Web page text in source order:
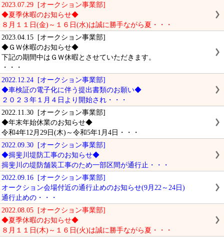
2023.07.29 [オークション事業部]
◆夏季休暇のお知らせ◆
８月１１日(金)～１６日(水)は誠に勝手ながら夏・・・
2023.04.15 [オークション事業部]
◆ＧＷ休暇のお知らせ◆
下記の期間中はＧＷ休暇とさせていただきます。
・・・
2022.12.24 [オークション事業部]
◆車検証の電子化に伴う提出書類のお願い◆
２０２３年１月４日より開始され・・・
2022.11.30 [オークション事業部]
◆年末年始休業のお知らせ◆
令和4年12月29日(木)～令和5年1月4日・・・
2022.09.30 [オークション事業部]
◆揖斐川堤防工事のお知らせ◆
揖斐川の堤防舗装工事のため一部区間が通行止・・・
2022.09.16 [オークション事業部]
オークション会場付近の通行止めのお知らせ(9月22～24日)
通行止めの・・・
2022.08.05 [オークション事業部]
◆夏季休暇のお知らせ◆
８月１１日(木)～１６日(火)は誠に勝手ながら夏・・・